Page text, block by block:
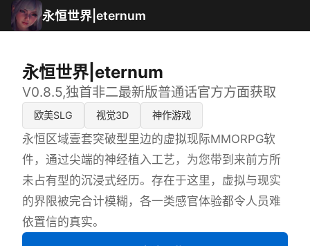
永恒世界|eternum
永恒世界|eternum
V0.8.5,独首非二最新版普通话官方方面获取
欧美SLG 视觉3D 神作游戏
永恒区域壹套突破型里边的虚拟现际MMORPG软
件，通过尖端的神经植入工艺，为您带到来前方所
未占有型的沉浸式经历。存在于这里，虚拟与现实
的界限被完合计模糊，各一类感官体验都令人员难
依置信的真实。